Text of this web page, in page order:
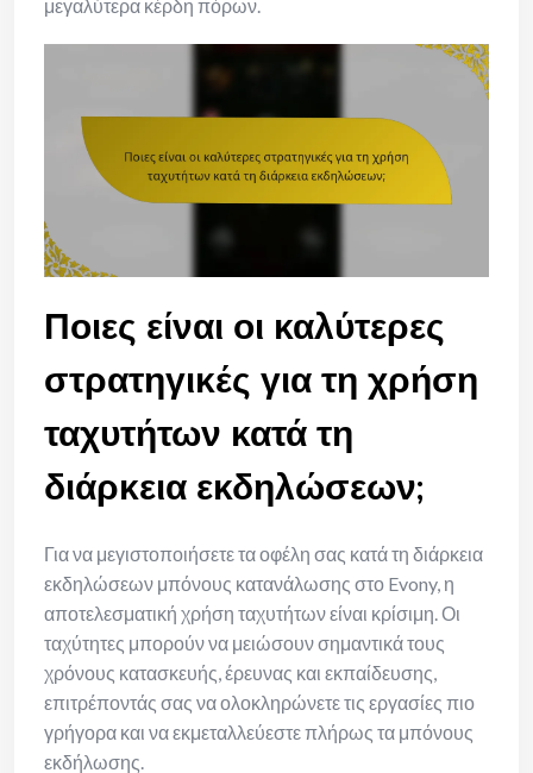
μεγαλύτερα κέρδη πόρων.
Ποιες είναι οι καλύτερες
στρατηγικές για τη χρήση
ταχυτήτων κατά τη
διάρκεια εκδηλώσεων;
Για να μεγιστοποιήσετε τα οφέλη σας κατά τη διάρκεια
εκδηλώσεων μπόνους κατανάλωσης στο Evony, η
αποτελεσματική χρήση ταχυτήτων είναι κρίσιμη. Οι
ταχύτητες μπορούν να μειώσουν σημαντικά τους
χρόνους κατασκευής, έρευνας και εκπαίδευσης,
επιτρέποντάς σας να ολοκληρώνετε τις εργασίες πιο
γρήγορα και να εκμεταλλεύεστε πλήρως τα μπόνους
εκδήλωσης.